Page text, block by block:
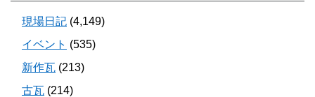
現場日記 (4,149)
イベント (535)
新作瓦 (213)
古瓦 (214)